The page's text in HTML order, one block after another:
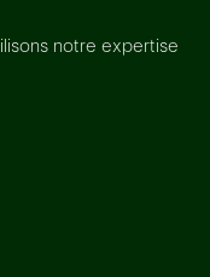
notre expertise